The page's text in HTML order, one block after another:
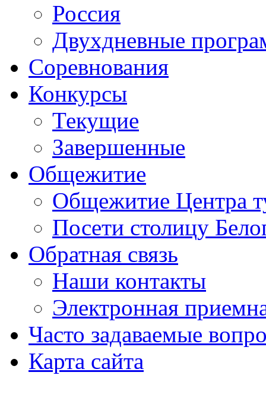
Россия
Двухдневные
Соревнования
Конкурсы
Текущие
Завершенные
Общежитие
Общежитие Центра
Посети столицу
Обратная связь
Наши контакты
Электронная
Часто задаваемые
Карта сайта